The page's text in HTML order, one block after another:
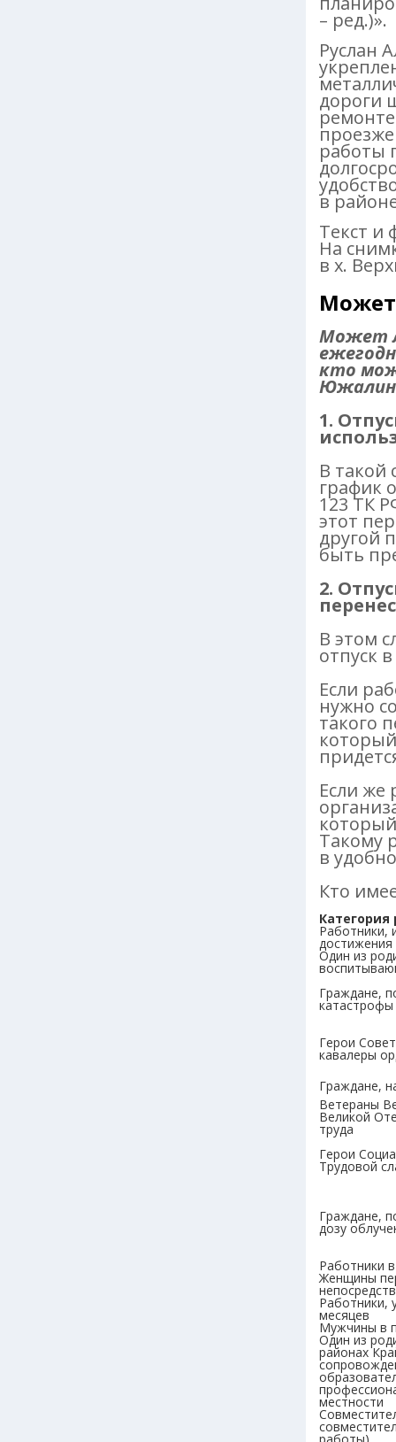
– ред.)».
Руслан
дороги
работы
в
Текст и
На
в х.
Может
Может
кто
1.
В такой
график
123 ТК
этот
другой
быть
2.
В этом
отпуск
Если
нужно
такого
Если же
Такому
в
Кто
Категория
Работники,
Один из
Граждане,
Герои
кавалеры
Граждане,
Ветераны
Великой
труда
Герои
Трудовой
Граждане,
дозу
Работники
Женщины
Работники,
месяцев
Мужчины в
Один из
районах
местности